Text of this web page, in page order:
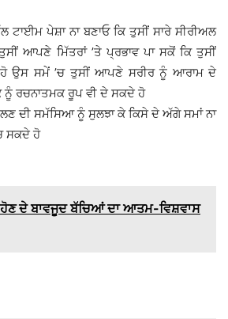
ਟਾਈਮ ਪੇਸ਼ਾ ਨਾ ਬਣਾਓ ਕਿ ਤੁਸੀਂ ਸਾਰੇ ਸੀਰੀਅਲ
ਆਪਣੇ ਮਿੱਤਰਾਂ ’ਤੇ ਪ੍ਰਭਾਵ ਪਾ ਸਕੋਂ ਕਿ ਤੁਸੀਂ
ਹੋ ਉਸ ਸਮੇਂ ’ਚ ਤੁਸੀਂ ਆਪਣੇ ਸਰੀਰ ਨੂੰ ਆਰਾਮ ਦੇ
ਰਚਨਾਤਮਕ ਰੂਪ ਵੀ ਦੇ ਸਕਦੇ ਹੋ
ਦੀ ਸਮੱਸਿਆ ਨੂੰ ਸੁਲਝਾ ਕੇ ਕਿਸੇ ਦੇ ਅੱਗੇ ਸਮਾਂ ਨਾ
ਸਕਦੇ ਹੋ
ਦੇ ਬਾਵਜੂਦ ਬੱਚਿਆਂ ਦਾ ਆਤਮ-ਵਿਸ਼ਵਾਸ